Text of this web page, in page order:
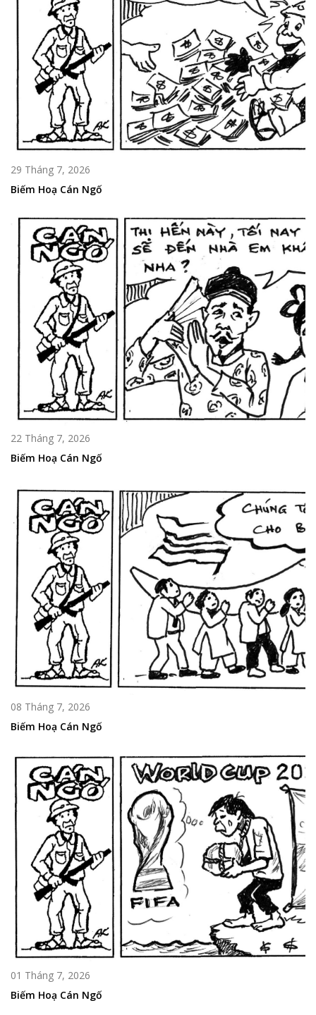
29 Tháng 7, 2026
Biếm Hoạ Cán Ngố
22 Tháng 7, 2026
Biếm Hoạ Cán Ngố
08 Tháng 7, 2026
Biếm Hoạ Cán Ngố
01 Tháng 7, 2026
Biếm Hoạ Cán Ngố